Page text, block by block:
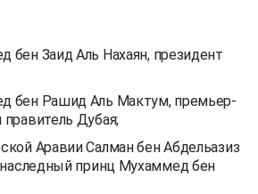
бен Заид Аль Нахаян, президент
бен Рашид Аль Мактум, премьер-
Дубая;
Аравии Салман бен Абдельазиз
наследный принц Мухаммед бен